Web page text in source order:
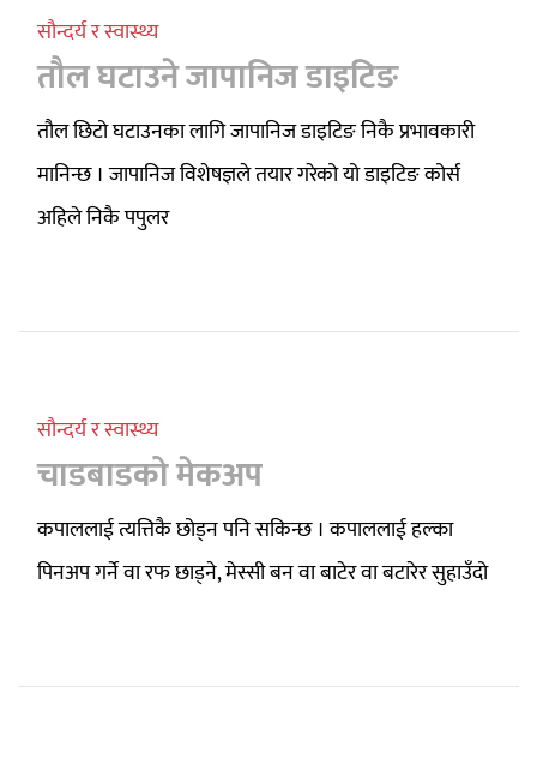
सौन्दर्य र स्वास्थ्य
तौल घटाउने जापानिज डाइटिङ
तौल छिटो घटाउनका लागि जापानिज डाइटिङ निकै प्रभावकारी
मानिन्छ । जापानिज विशेषज्ञले तयार गरेको यो डाइटिङ कोर्स
अहिले निकै पपुलर
सौन्दर्य र स्वास्थ्य
चाडबाडको मेकअप
कपाललाई त्यत्तिकै छोड्न पनि सकिन्छ । कपाललाई हल्का
पिनअप गर्ने वा रफ छाड्ने, मेस्सी बन वा बाटेर वा बटारेर सुहाउँदो